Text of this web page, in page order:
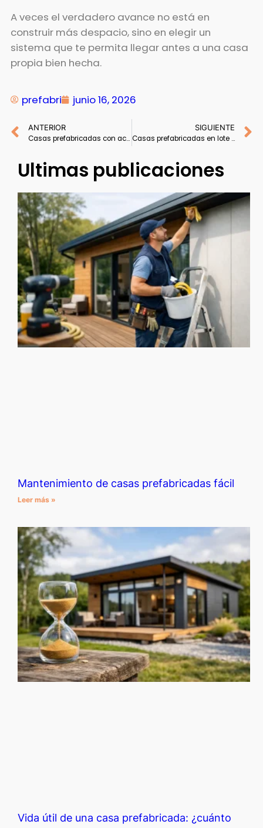
A veces el verdadero avance no está en
construir más despacio, sino en elegir un
sistema que te permita llegar antes a una casa
propia bien hecha.
prefabri junio 16, 2026
ANTERIOR
Casas prefabricadas con acero galvanizado
SIGUIENTE
Casas prefabricadas en lote propio: qué mirar
Ultimas publicaciones
Mantenimiento de casas prefabricadas fácil
Leer más »
Vida útil de una casa prefabricada: ¿cuánto